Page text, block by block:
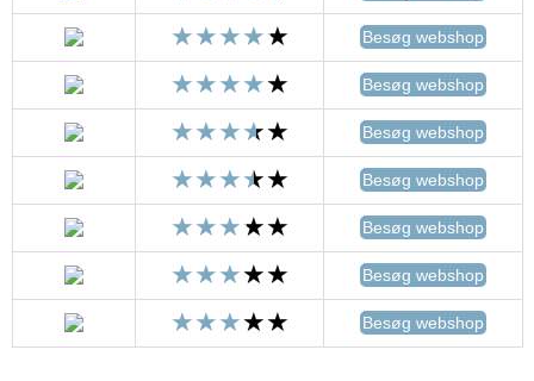
Besøg webshop
Besøg webshop
Besøg webshop
Besøg webshop
Besøg webshop
Besøg webshop
Besøg webshop